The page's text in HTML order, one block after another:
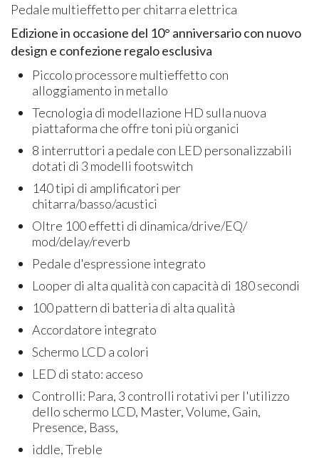
Pedale multieffetto per chitarra elettrica
Edizione in occasione del 10° anniversario con nuovo
design e confezione regalo esclusiva
Piccolo processore multieffetto con
alloggiamento in metallo
Tecnologia di modellazione HD sulla nuova
piattaforma che offre toni più organici
8 interruttori a pedale con LED personalizzabili
dotati di 3 modelli footswitch
140 tipi di amplificatori per
chitarra/basso/acustici
Oltre 100 effetti di dinamica/drive/EQ/
mod/delay/reverb
Pedale d'espressione integrato
Looper di alta qualità con capacità di 180 secondi
100 pattern di batteria di alta qualità
Accordatore integrato
Schermo LCD a colori
LED di stato: acceso
Controlli: Para, 3 controlli rotativi per l'utilizzo
dello schermo LCD, Master, Volume, Gain,
Presence, Bass,
iddle, Treble